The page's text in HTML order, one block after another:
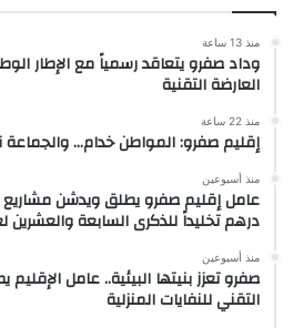
منذ 13 ساعة
وداد صفرو يتعاقد رسمياً مع الإطار
العارضة التقنية
منذ 22 ساعة
إقليم صفرو: المواطن خدام…
منذ أسبوعين
درهم تخليداً للذكرى السابعة والعشرين
منذ أسبوعين
صفرو تعزز بنيتها البيئية.. عامل
التقني للنفايات المنزلية